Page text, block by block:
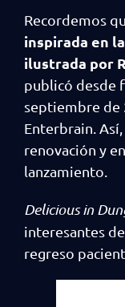
Recordemos
inspirada en
ilustrada por
publicó desde
septiembre de
Enterbrain.
renovación y
lanzamiento.
Delicious in
interesantes
regreso